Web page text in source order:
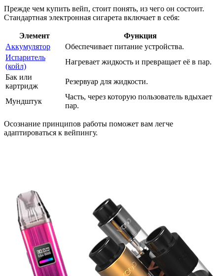
Прежде чем купить вейп, стоит понять, из чего он состоит.
Стандартная электронная сигарета включает в себя:
Элемент
Функция
Аккумулятор
Обеспечивает питание устройства.
Испаритель
(койл)
Нагревает жидкость и превращает её в пар.
Бак или
картридж
Резервуар для жидкости.
Мундштук
Часть, через которую пользователь вдыхает
пар.
Осознание принципов работы поможет вам легче
адаптироваться к вейпингу.